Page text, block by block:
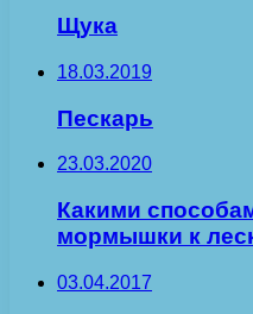
Щука
18.03.2019
Пескарь
23.03.2020
Какими
мормышки к
03.04.2017